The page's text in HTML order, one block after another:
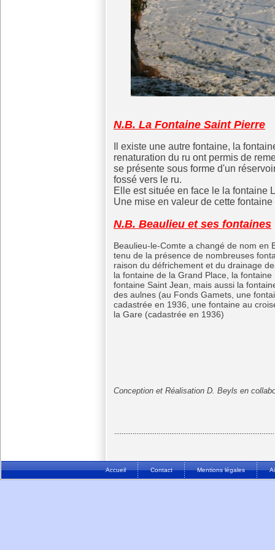
N.B. La Fontaine Saint Pierre
Il existe une autre fontaine, la
renaturation du ru ont permis de
se présente sous forme d'un
fossé vers le ru.
Elle est située en face le la fontaine
Une mise en valeur de cette fontaine
N.B. Beaulieu et ses fontaines
Beaulieu-le-Comte a changé de nom en
tenu de la présence de nombreuses
raison du défrichement et du drainage
la fontaine de la Grand Place, la
fontaine Saint Jean, mais aussi la
des aulnes (au Fonds Gamets, une
cadastrée en 1936, une fontaine au
la Gare (cadastrée en 1936)
Conception et Réalisation D. Beyls en
Accueil Contact Mentions légales